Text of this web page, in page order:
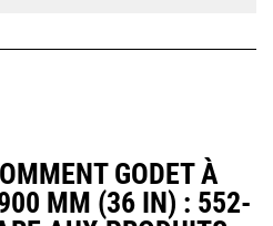
sont dotées d'un système de
pour toutes les pelles
à chaines et sur
GODET À
MM (36 IN) : 552-